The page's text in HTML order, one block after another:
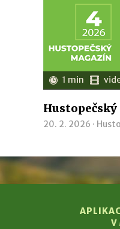
1 min
Hustopečský
20. 2. 2026 ·
V